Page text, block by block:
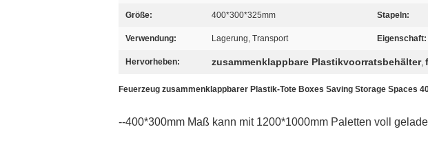
Größe: 400*300*325mm Stapeln:
Verwendung: Lagerung, Transport Eigenschaft:
Hervorheben: zusammenklappbare Plastikvoorratsbehälter,
Feuerzeug zusammenklappbarer Plastik-Tote Boxes Saving Storage Spaces
--400*300mm Maß kann mit 1200*1000mm Paletten voll